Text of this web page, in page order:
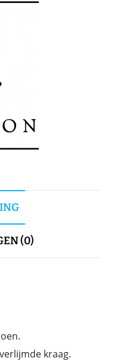
(0)
kraag.